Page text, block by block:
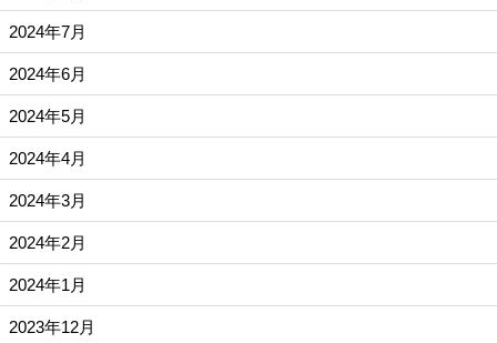
2024年7月
2024年6月
2024年5月
2024年4月
2024年3月
2024年2月
2024年1月
2023年12月